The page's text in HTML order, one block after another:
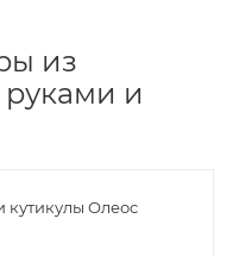
из
руками и
кутикулы Олеос